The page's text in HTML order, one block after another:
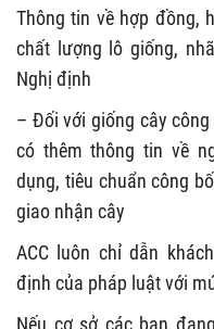
Thông tin về hợp đồng,
chất lượng lô giống,
Nghị định
– Đối với giống cây
có thêm thông tin về
dụng, tiêu chuẩn công
giao nhận cây
ACC luôn chỉ dẫn
định của pháp luật với
Nếu cơ sở các bạn